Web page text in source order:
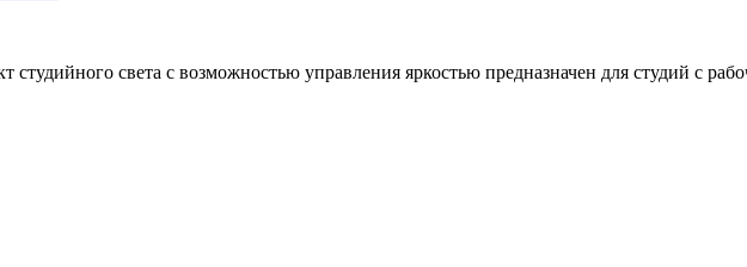
света с возможностью управления яркостью предназначен для студий с